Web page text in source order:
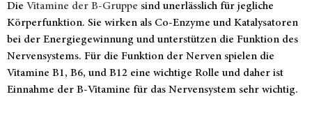
Die Vitamine der B-Gruppe sind unerlässlich für jegliche
Körperfunktion. Sie wirken als Co-Enzyme und Katalysatoren
bei der Energiegewinnung und unterstützen die Funktion des
Nervensystems. Für die Funktion der Nerven spielen die
Vitamine B1, B6, und B12 eine wichtige Rolle und daher ist
Einnahme der B-Vitamine für das Nervensystem sehr wichtig.